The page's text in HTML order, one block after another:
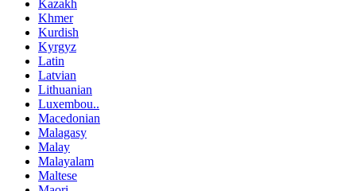
Kazakh
Khmer
Kurdish
Kyrgyz
Latin
Latvian
Lithuanian
Luxembou..
Macedonian
Malagasy
Malay
Malayalam
Maltese